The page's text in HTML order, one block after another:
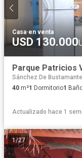
Casa·en venta
USD 130.000
Sánchez De
40 m²1 Dormitorio1
Actualizado hace 1
1/27